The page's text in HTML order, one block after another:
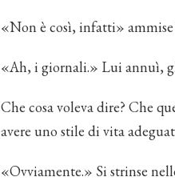
«Non è così, infatti»
«Ah, i giornali.» Lui annuì,
Che cosa voleva dire? Che
avere uno stile di vita
«Ovviamente.» Si strinse